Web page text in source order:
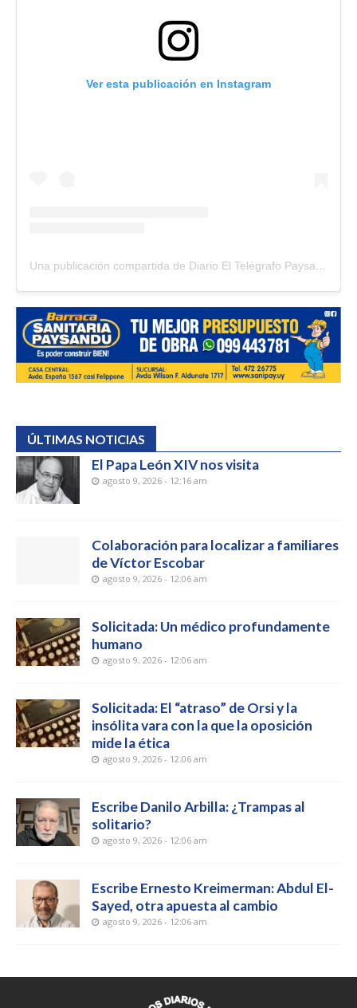
Ver esta publicación en Instagram
Una publicación compartida de Diario El Telégrafo Paysandú (@diario_el_telegrafo)
ÚLTIMAS NOTICIAS
El Papa León XIV nos visita
agosto 9, 2026 - 12:16 am
Colaboración para localizar a familiares
de Víctor Escobar
agosto 9, 2026 - 12:06 am
Solicitada: Un médico profundamente
humano
agosto 9, 2026 - 12:06 am
Solicitada: El “atraso” de Orsi y la
insólita vara con la que la oposición
mide la ética
agosto 9, 2026 - 12:06 am
Escribe Danilo Arbilla: ¿Trampas al
solitario?
agosto 9, 2026 - 12:06 am
Escribe Ernesto Kreimerman: Abdul El-
Sayed, otra apuesta al cambio
agosto 9, 2026 - 12:06 am